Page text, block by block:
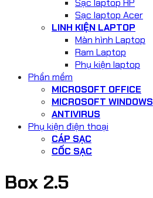
Sạc laptop HP
Sạc laptop Acer
LINH KIỆN LAPTOP
Màn hình Laptop
Ram Laptop
Phụ kiện laptop
Phần mềm
MICROSOFT OFFICE
MICROSOFT WINDOWS
ANTIVIRUS
Phụ kiện điện thoại
CÁP SẠC
CỐC SẠC
Box 2.5